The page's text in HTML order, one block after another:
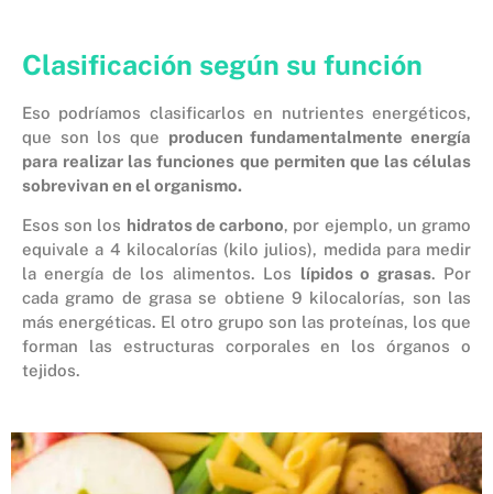
Clasificación según su función
Eso podríamos clasificarlos en nutrientes energéticos,
que son los que producen fundamentalmente energía
para realizar las funciones que permiten que las células
sobrevivan en el organismo.
Esos son los hidratos de carbono, por ejemplo, un gramo
equivale a 4 kilocalorías (kilo julios), medida para medir
la energía de los alimentos. Los lípidos o grasas. Por
cada gramo de grasa se obtiene 9 kilocalorías, son las
más energéticas. El otro grupo son las proteínas, los que
forman las estructuras corporales en los órganos o
tejidos.